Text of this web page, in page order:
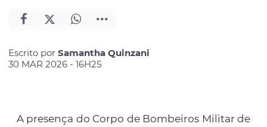
Escrito por Samantha Quinzani
30 MAR 2026 - 16H25
A presença do Corpo de Bombeiros Militar de